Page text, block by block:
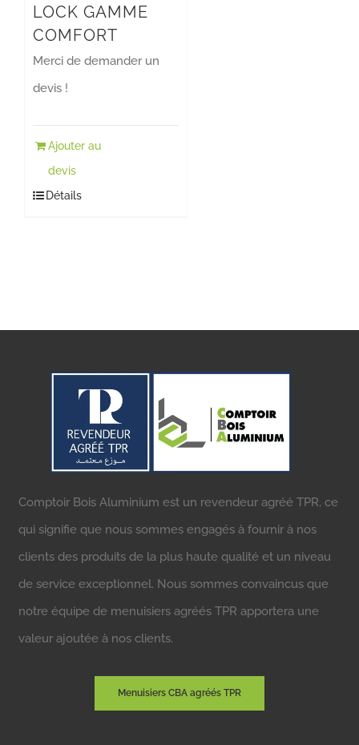
LOCK GAMME
COMFORT
Merci de demander un
devis !
Ajouter au
devis
Détails
Comptoir Bois Aluminium est un revendeur agréé TPR, ce
qui signifie que nous sommes engagés à fournir à nos
clients des produits de la plus haute qualité et un niveau
de service exceptionnel. Nous sommes convaincus que
notre équipe de menuisiers agréés TPR apportera une
valeur ajoutée à nos clients.
Menuisiers CBA agréés TPR